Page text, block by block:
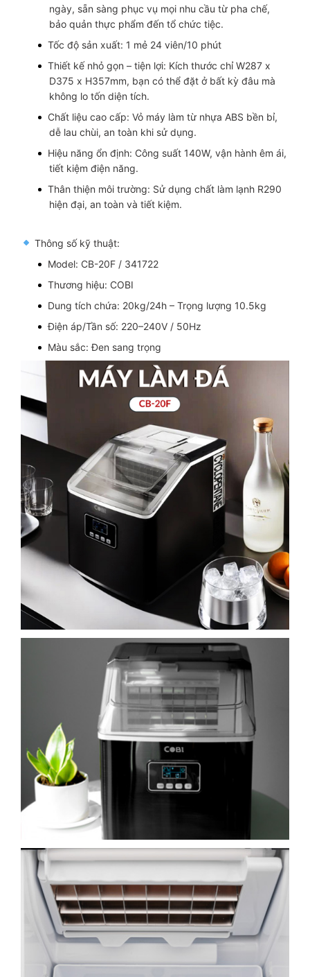
ngày, sẵn sàng phục vụ mọi nhu cầu từ pha chế,
bảo quản thực phẩm đến tổ chức tiệc.
Tốc độ sản xuất: 1 mẻ 24 viên/10 phút
Thiết kế nhỏ gọn – tiện lợi: Kích thước chỉ W287 x
D375 x H357mm, bạn có thể đặt ở bất kỳ đâu mà
không lo tốn diện tích.
Chất liệu cao cấp: Vỏ máy làm từ nhựa ABS bền bỉ,
dễ lau chùi, an toàn khi sử dụng.
Hiệu năng ổn định: Công suất 140W, vận hành êm ái,
tiết kiệm điện năng.
Thân thiện môi trường: Sử dụng chất làm lạnh R290
hiện đại, an toàn và tiết kiệm.
Thông số kỹ thuật:
Model: CB-20F / 341722
Thương hiệu: COBI
Dung tích chứa: 20kg/24h – Trọng lượng 10.5kg
Điện áp/Tần số: 220–240V / 50Hz
Màu sắc: Đen sang trọng